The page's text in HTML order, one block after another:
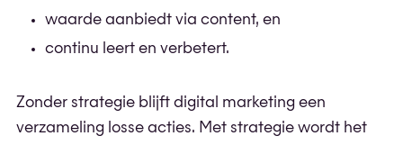
waarde aanbiedt via content, en
continu leert en verbetert.
Zonder strategie blijft digital marketing een
verzameling losse acties. Met strategie wordt het